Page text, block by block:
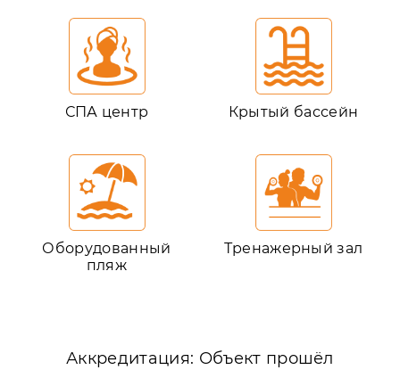
СПА центр Крытый бассейн
Оборудованный
пляж
Тренажерный зал
Аккредитация: Объект прошёл